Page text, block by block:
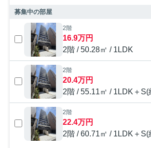
募集中の部屋
2階
16.9万円
2階 / 50.28㎡ / 1LDK
2階
20.4万円
2階 / 55.11㎡ / 1LDK＋S(
2階
22.4万円
2階 / 60.71㎡ / 1LDK＋S(